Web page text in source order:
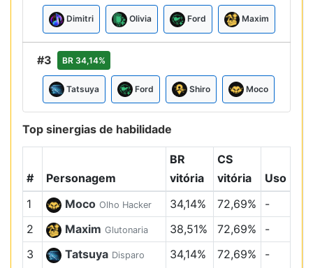
Dimitri Olivia Ford Maxim
#3 BR 34,14%
Tatsuya Ford Shiro Moco
Top sinergias de habilidade
# Personagem
BR
vitória
CS
vitória
Uso
1
Moco Olho Hacker 34,14% 72,69%
-
2
Maxim Glutonaria 38,51% 72,69%
-
3
Tatsuya Disparo
34,14% 72,69% -